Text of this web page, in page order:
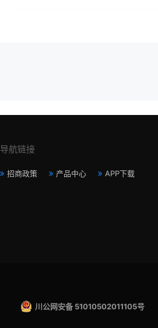
导航链接
招商政策 产品中心 APP下载
川公网安备 51010502011105号